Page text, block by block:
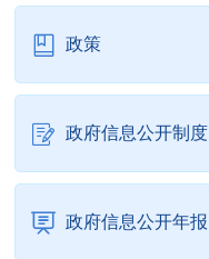
政策
政府信息公开制度
政府信息公开年报